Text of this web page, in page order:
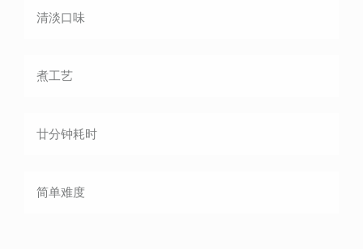
清淡口味
煮工艺
廿分钟耗时
简单难度